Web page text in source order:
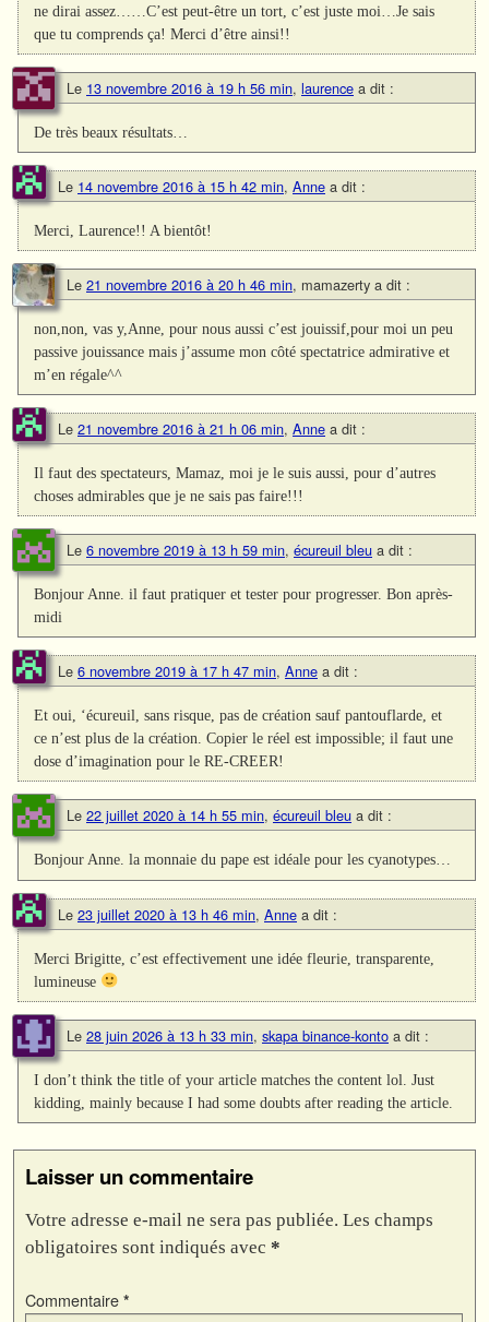
ne dirai assez……C’est peut-être un tort, c’est juste moi…Je sais
que tu comprends ça! Merci d’être ainsi!!
Le 13 novembre 2016 à 19 h 56 min, laurence a dit :
De très beaux résultats…
Le 14 novembre 2016 à 15 h 42 min, Anne a dit :
Merci, Laurence!! A bientôt!
Le 21 novembre 2016 à 20 h 46 min, mamazerty a dit :
non,non, vas y,Anne, pour nous aussi c’est jouissif,pour moi un peu
passive jouissance mais j’assume mon côté spectatrice admirative et
m’en régale^^
Le 21 novembre 2016 à 21 h 06 min, Anne a dit :
Il faut des spectateurs, Mamaz, moi je le suis aussi, pour d’autres
choses admirables que je ne sais pas faire!!!
Le 6 novembre 2019 à 13 h 59 min, écureuil bleu a dit :
Bonjour Anne. il faut pratiquer et tester pour progresser. Bon après-
midi
Le 6 novembre 2019 à 17 h 47 min, Anne a dit :
Et oui, ‘écureuil, sans risque, pas de création sauf pantouflarde, et
ce n’est plus de la création. Copier le réel est impossible; il faut une
dose d’imagination pour le RE-CREER!
Le 22 juillet 2020 à 14 h 55 min, écureuil bleu a dit :
Bonjour Anne. la monnaie du pape est idéale pour les cyanotypes…
Le 23 juillet 2020 à 13 h 46 min, Anne a dit :
Merci Brigitte, c’est effectivement une idée fleurie, transparente,
lumineuse
Le 28 juin 2026 à 13 h 33 min, skapa binance-konto a dit :
I don’t think the title of your article matches the content lol. Just
kidding, mainly because I had some doubts after reading the article.
Laisser un commentaire
Votre adresse e-mail ne sera pas publiée. Les champs
obligatoires sont indiqués avec *
Commentaire *